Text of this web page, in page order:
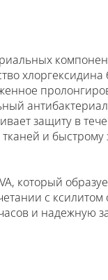
хлоргексидина
защиту в
тканей и
который
с
и надежную